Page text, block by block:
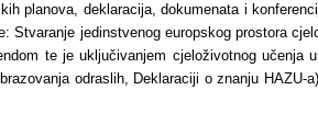
planova, deklaracija, dokumenata i
jedinstvenog europskog prostora
te je uključivanjem cjeloživotnog učenja
odraslih, Deklaraciji o znanju HAZU-